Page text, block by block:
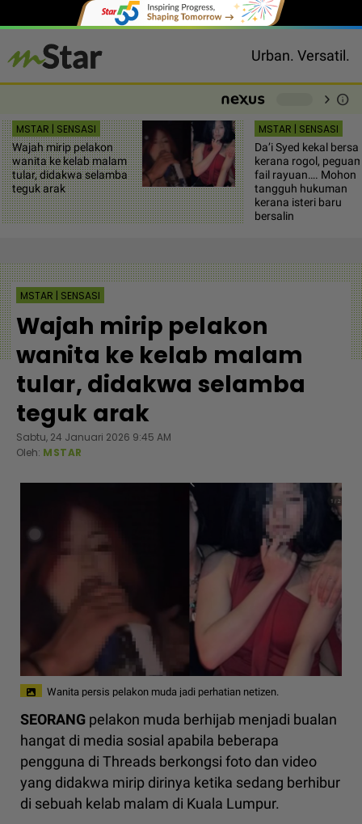
Urban. Versatil.
chevron_right info
MSTAR | SENSASI
Wajah mirip pelakon
wanita ke kelab malam
tular, didakwa selamba
teguk arak
MSTAR | SENSASI
Da’i Syed kekal
kerana rogol,
fail rayuan…. Mohon
tangguh hukuman
kerana isteri baru
bersalin
MSTAR | SENSASI
Wajah mirip pelakon
wanita ke kelab malam
tular, didakwa selamba
teguk arak
Sabtu, 24 Januari 2026 9:45 AM
Oleh: MSTAR
Wanita persis pelakon muda jadi perhatian netizen.
SEORANG pelakon muda berhijab menjadi bualan
hangat di media sosial apabila beberapa
pengguna di Threads berkongsi foto dan video
yang didakwa mirip dirinya ketika sedang berhibur
di sebuah kelab malam di Kuala Lumpur.